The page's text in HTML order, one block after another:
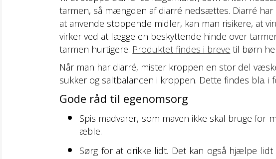
tarmen, så mængden af diarré nedsættes. Diarré har
at anvende stoppende midler, kan man risikere, at
virker ved at lægge en beskyttende hinde over
tarmen hurtigere. Produktet findes i breve til børn
Når man har diarré, mister kroppen en stor del
sukker og saltbalancen i kroppen. Dette findes bla. i
Gode råd til egenomsorg
Spis madvarer, som maven ikke skal bruge for
æble.
Sørg for at drikke lidt. Det kan også hjælpe